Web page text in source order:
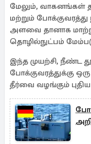
மேலும், வாகனங்கள்
மற்றும்
அளவை தானாக மாற்றும்
தொழில்நுட்பம்
இந்த முயற்சி, நீண்ட
போக்குவரத்துக்கு
தீர்வை வழங்கும்